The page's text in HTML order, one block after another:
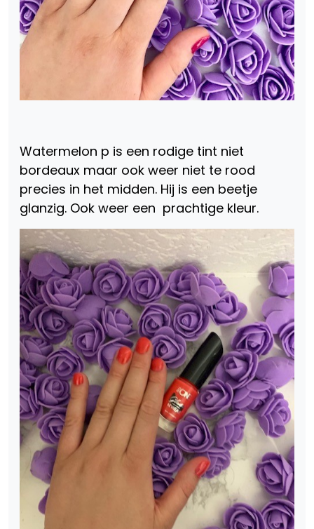
Watermelon p is een rodige tint niet
bordeaux maar ook weer niet te rood
precies in het midden. Hij is een beetje
glanzig. Ook weer een prachtige kleur.